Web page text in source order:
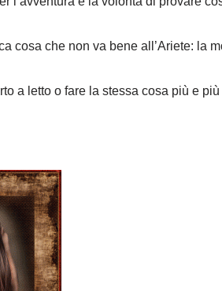
cosa che non va bene all’Ariete: la
a letto o fare la stessa cosa più e